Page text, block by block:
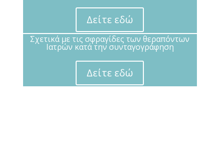
Δείτε εδώ
Σχετικά με τις σφραγίδες των θεραπόντων
Ιατρών κατά την συνταγογράφηση
Δείτε εδώ